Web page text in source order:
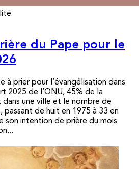
du Pape pour le
à prier pour l’évangélisation dans
2025 de l’ONU, 45% de la
une ville et le nombre de
passant de huit en 1975 à 33 en
son intention de prière du mois